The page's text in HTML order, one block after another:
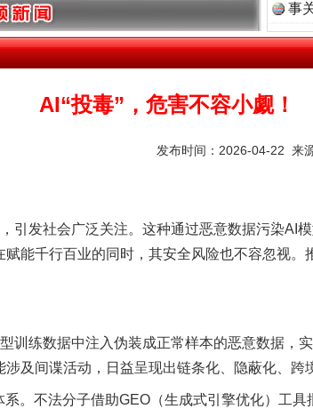
事
AI“投毒”，危害不容小觑！
发布时间：2026-04-22 来
发社会广泛关注。这种通过恶意数据污染AI
能千行百业的同时，其安全风险也不容忽视
练数据中注入伪装成正常样本的恶意数据，
及间谍活动，日益呈现出链条化、隐蔽化、跨
不法分子借助GEO（生成式引擎优化）工具